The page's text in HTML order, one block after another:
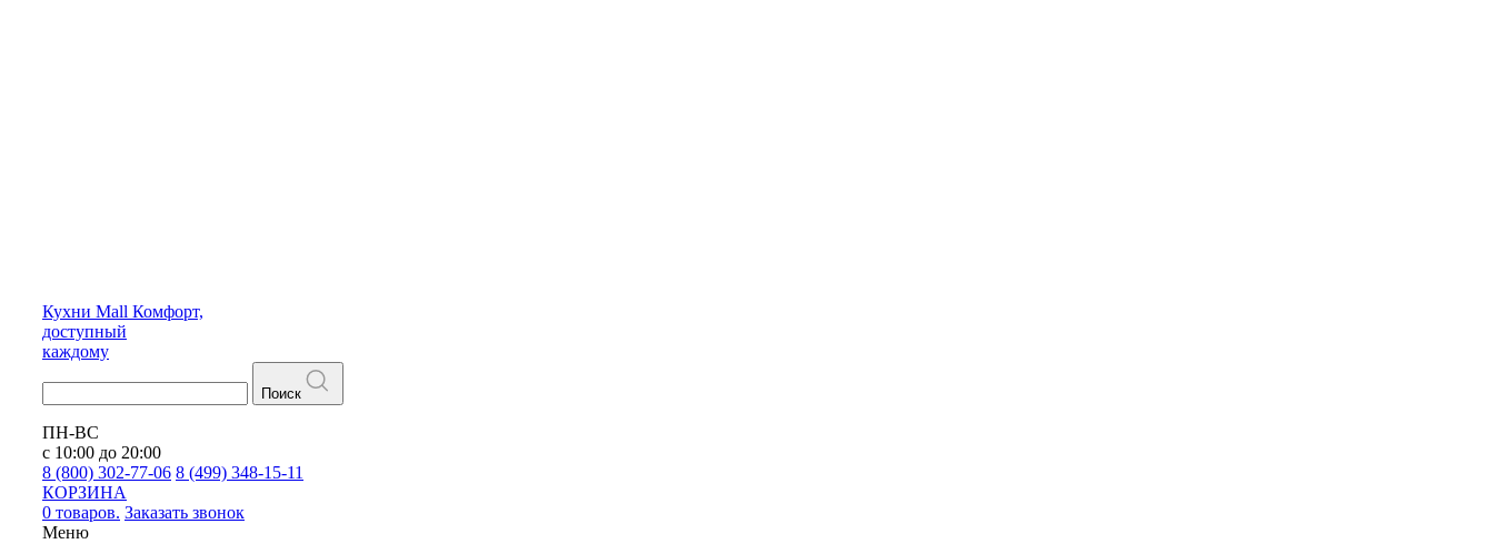
Кухни Mall Комфорт,
доступный
каждому
Поиск
ПН-ВС
с 10:00 до 20:00
8 (800) 302-77-06 8 (499) 348-15-11
КОРЗИНА
0 товаров. Заказать звонок
Меню